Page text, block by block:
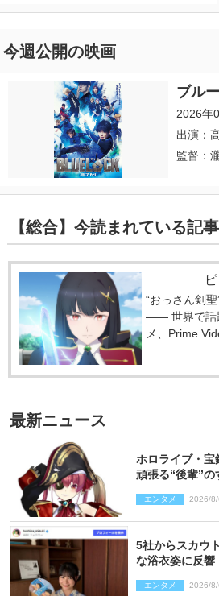
今週公開の映画
ブル
2026年
出演：
監督：
【総合】今読まれている記事
“おっさん剣
―― 世界で話
メ、Prime
最新ニュース
ホロライブ・宝
頑張る“後輩”
エンタメ 2026/
5社からスカウ
な浴衣姿に反響
エンタメ 2026/